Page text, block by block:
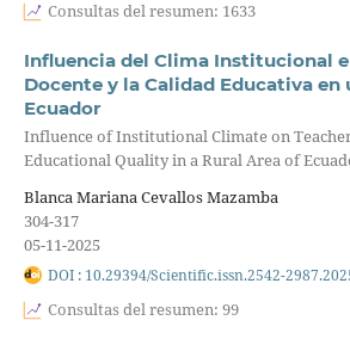
Consultas del resumen: 1633
Influencia del Clima Institucional
Docente y la Calidad Educativa en
Ecuador
Influence of Institutional Climate on
Educational Quality in a Rural Area of
Blanca Mariana Cevallos Mazamba
304-317
05-11-2025
DOI : 10.29394/Scientific.issn.2542-
Consultas del resumen: 99